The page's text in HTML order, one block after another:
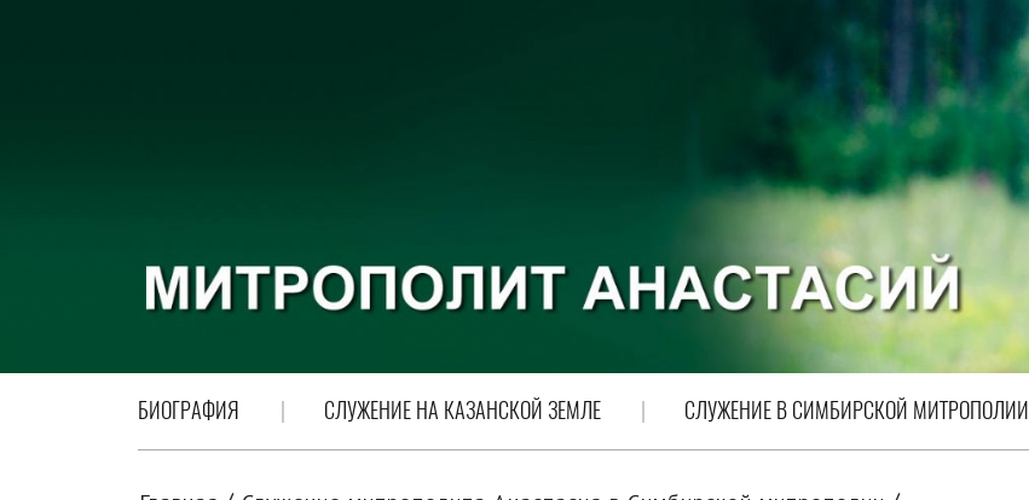
БИОГРАФИЯ СЛУЖЕНИЕ НА КАЗАНСКОЙ ЗЕМЛЕ СЛУЖЕНИЕ В СИМБИРСКОЙ МИТРОПОЛИИ